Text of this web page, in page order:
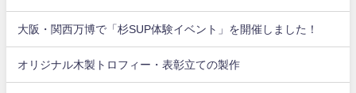
大阪・関西万博で「杉SUP体験イベント」を開催しました！
オリジナル木製トロフィー・表彰立ての製作